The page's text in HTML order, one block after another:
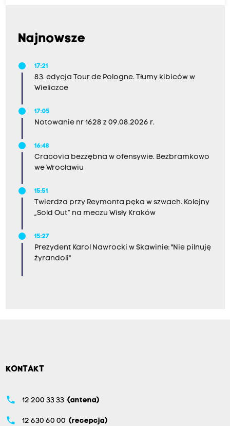
Najnowsze
17:21
83. edycja Tour de Pologne. Tłumy kibiców w
Wieliczce
17:05
Notowanie nr 1628 z 09.08.2026 r.
16:48
Cracovia bezzębna w ofensywie. Bezbramkowo
we Wrocławiu
15:51
Twierdza przy Reymonta pęka w szwach. Kolejny
„Sold Out” na meczu Wisły Kraków
15:27
Prezydent Karol Nawrocki w Skawinie: "Nie pilnuję
żyrandoli"
KONTAKT
phone 12 200 33 33 (antena)
phone 12 630 60 00 (recepcja)